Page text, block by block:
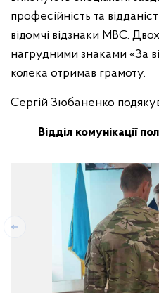
професійність та
відомчі відзнаки МВС.
нагрудними знаками «За
колека отримав грамоту.
Сергій Зюбаненко
Відділ комунікації